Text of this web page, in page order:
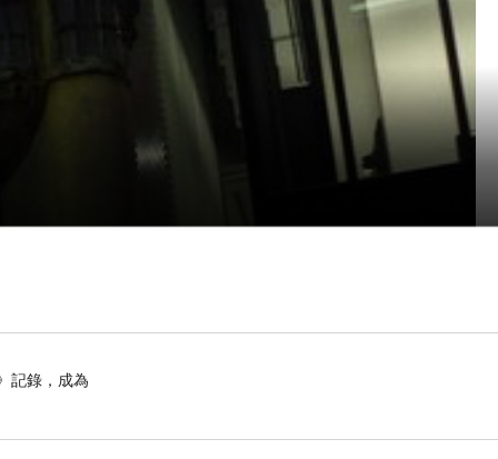
記錄，成為